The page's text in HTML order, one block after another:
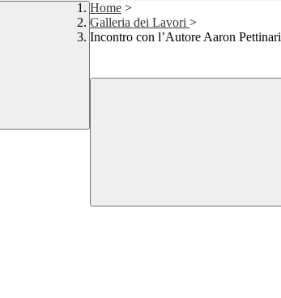
Home >
Galleria dei Lavori >
Incontro con l’Autore Aaron Pettinari